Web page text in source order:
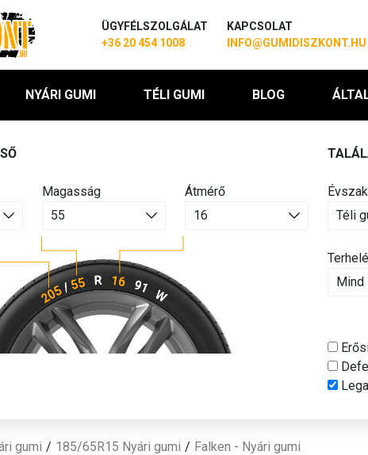
ÜGYFÉLSZOLGÁLAT
+36 20 454 1008
KAPCSOLAT
INFO@GUMIDISZKONT.HU
NYÁRI GUMI TÉLI GUMI BLOG
Magasság Átmérő Évszak
gumi 185/65R15 Nyári gumi Falken - Nyári gumi